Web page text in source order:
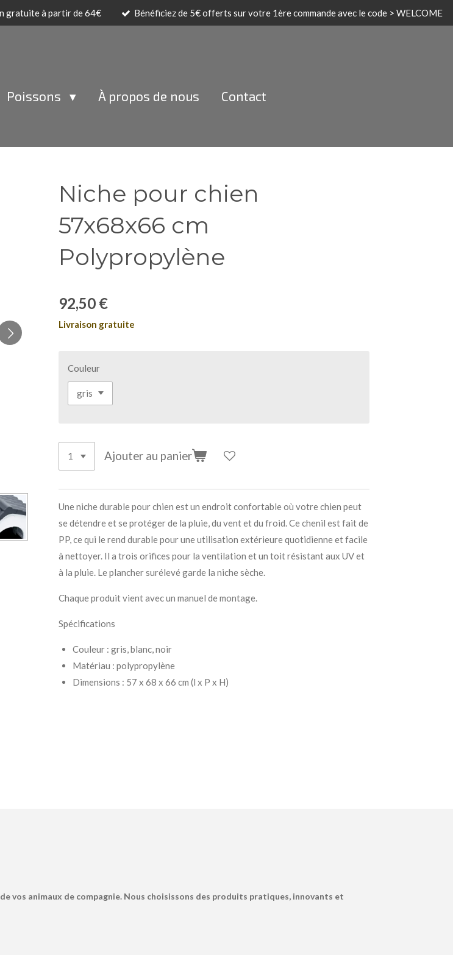
gratuite à partir de 64€ Bénéficiez de 5€ offerts sur votre 1ère commande avec le code > WELCOME
Poissons À propos de nous
Contact
Niche pour chien
57x68x66 cm
Polypropylène
92,50 €
Livraison gratuite
Couleur
Ajouter au panier
Une niche durable pour chien est un endroit confortable où votre chien peut
se détendre et se protéger de la pluie, du vent et du froid. Ce chenil est fait de
PP, ce qui le rend durable pour une utilisation extérieure quotidienne et facile
à nettoyer. Il a trois orifices pour la ventilation et un toit résistant aux UV et
à la pluie. Le plancher surélevé garde la niche sèche.
Chaque produit vient avec un manuel de montage.
Spécifications
Couleur : gris, blanc, noir
Matériau : polypropylène
Dimensions : 57 x 68 x 66 cm (l x P x H)
vos animaux de compagnie. Nous choisissons des produits pratiques, innovants et